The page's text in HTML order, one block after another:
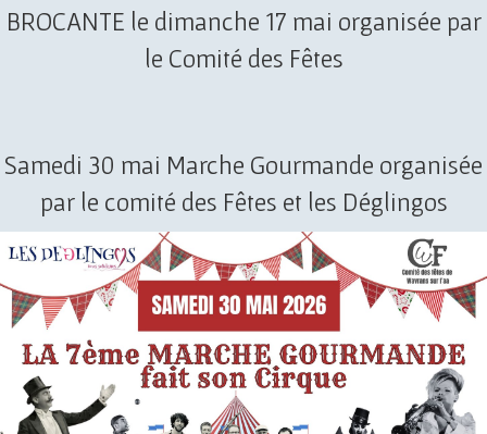
BROCANTE le dimanche 17 mai organisée par
le Comité des Fêtes
Samedi 30 mai Marche Gourmande organisée
par le comité des Fêtes et les Déglingos